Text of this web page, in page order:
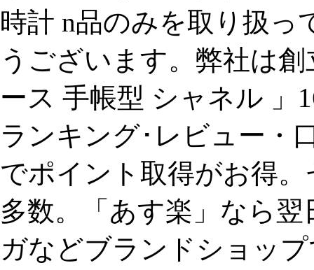
時計 n品のみを取り扱
うございます。弊社は
ース 手帳型 シャネル 」
ランキング･レビュー・
でポイント取得がお得
多数。「あす楽」なら
ガなどブランドショッ